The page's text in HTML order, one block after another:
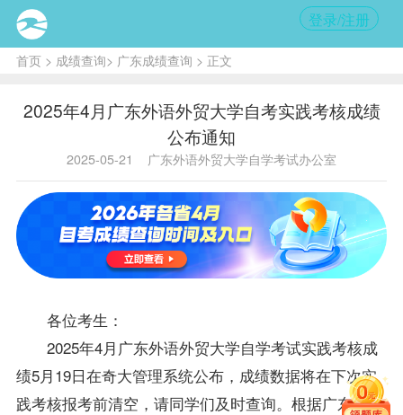
登录/注册
首页> 成绩查询> 广东成绩查询 > 正文
2025年4月广东外语外贸大学自考实践考核成绩
公布通知
2025-05-21 广东外语外贸大学自学考试办公室
各位考生：
2025年4月广东外语外贸大学自学考试实践考核成
绩5月19日在奇大管理系统公布，成绩数据将在下次实
践考核报考前清空，请同学们及时查询。根据广东省考